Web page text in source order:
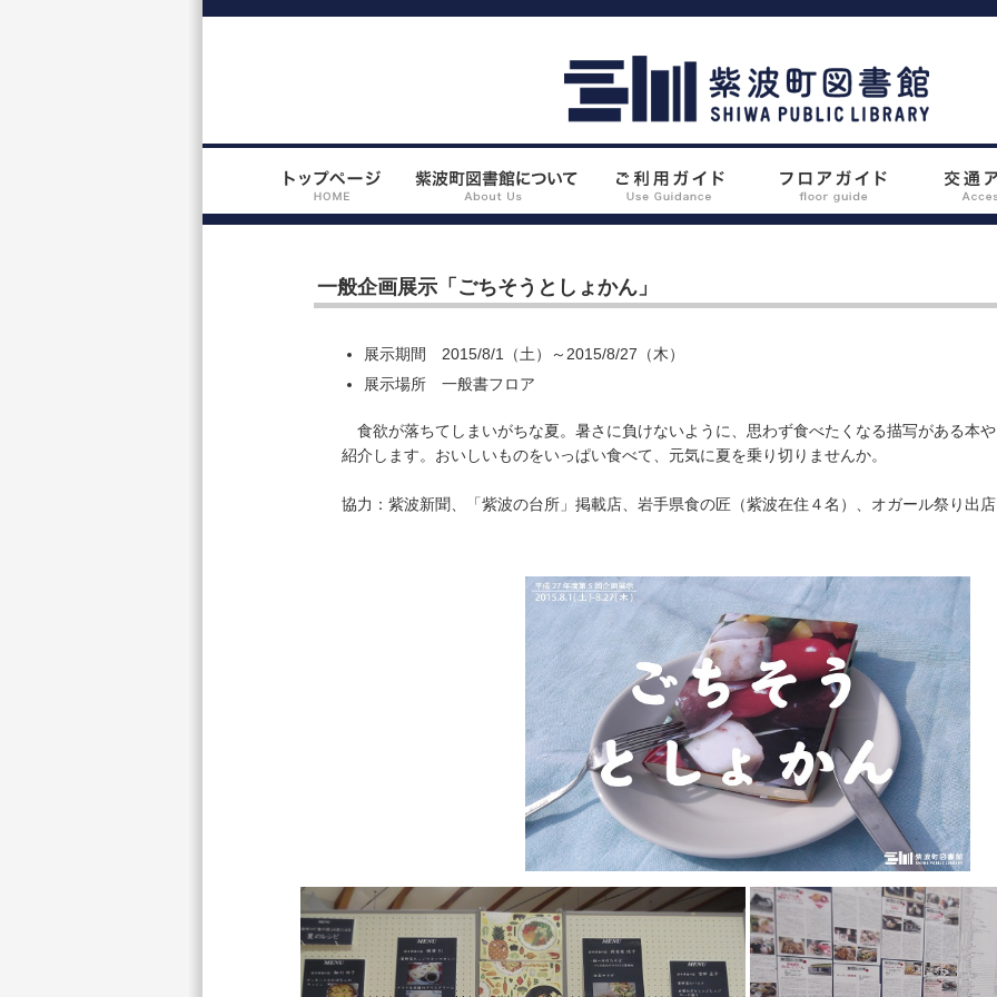
一般企画展示「ごちそうとしょかん」
展示期間 2015/8/1（土）～2015/8/27（木）
展示場所 一般書フロア
食欲が落ちてしまいがちな夏。暑さに負けないように、思わず食べたくなる描写がある本
紹介します。おいしいものをいっぱい食べて、元気に夏を乗り切りませんか。
協力：紫波新聞、「紫波の台所」掲載店、岩手県食の匠（紫波在住４名）、オガール祭り出